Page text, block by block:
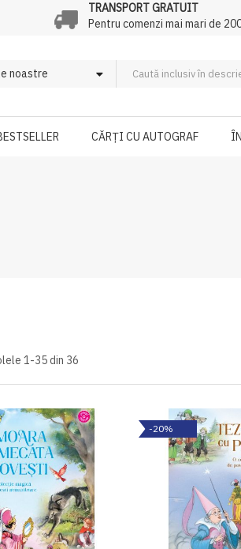
TRANSPORT GRATUIT
Pentru comenzi mai mari de
CĂRȚI CU AUTOGRAF
1-35din 36
-20%